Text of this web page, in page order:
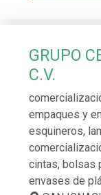
GRUPO
C.V.
empaques y
esquineros,
cintas, bolsas
envases de